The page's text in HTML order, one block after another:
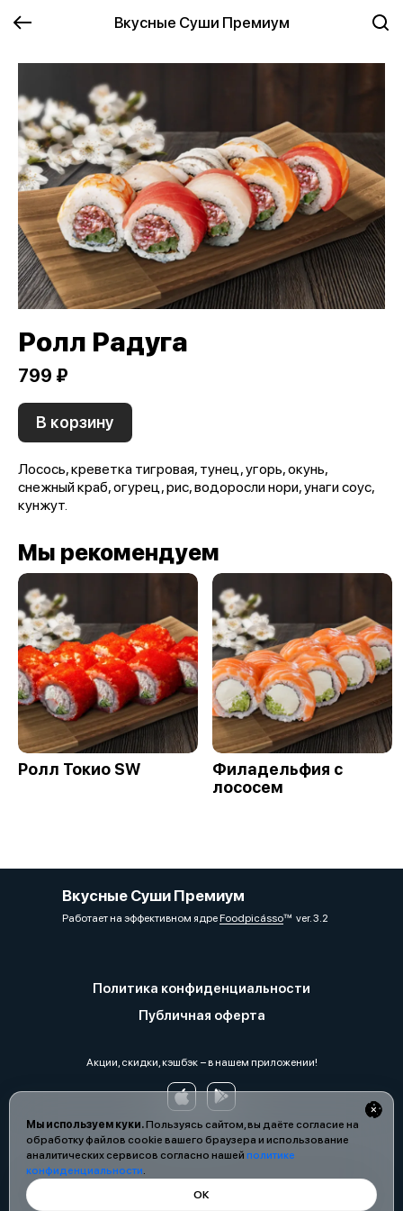
Вкусные Суши Премиум
Мы используем куки.Пользуясь сайтом, вы даёте согласие на
обработку файлов cookie вашего браузера и использование
аналитических сервисов согласно нашей политике
конфиденциальности.
ОК
Ролл Радуга
799 ₽
В корзину
Лосось, креветка тигровая, тунец, угорь, окунь,
снежный краб, огурец, рис, водоросли нори, унаги соус,
кунжут.
Мы рекомендуем
Ролл Токио SW
Филадельфия с
лососем
Вкусные Суши Премиум
Работает на эффективном ядреFoodpicássover. 3.2
Политика конфиденциальности
Публичная оферта
Акции, скидки, кэшбэк − в нашем приложении!